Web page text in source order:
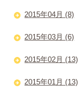
2015年04月 (8)
2015年03月 (6)
2015年02月 (13)
2015年01月 (13)